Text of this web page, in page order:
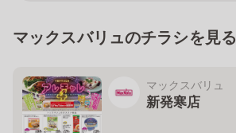
マックスバリュのチラシを見る
マックスバリュ
新発寒店